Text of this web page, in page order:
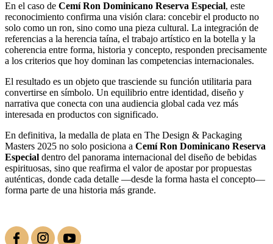
En el caso de Cemí Ron Dominicano Reserva Especial, este
reconocimiento confirma una visión clara: concebir el producto no
solo como un ron, sino como una pieza cultural. La integración de
referencias a la herencia taína, el trabajo artístico en la botella y la
coherencia entre forma, historia y concepto, responden precisamente
a los criterios que hoy dominan las competencias internacionales.
El resultado es un objeto que trasciende su función utilitaria para
convertirse en símbolo. Un equilibrio entre identidad, diseño y
narrativa que conecta con una audiencia global cada vez más
interesada en productos con significado.
En definitiva, la medalla de plata en The Design & Packaging
Masters 2025 no solo posiciona a Cemí Ron Dominicano Reserva
Especial dentro del panorama internacional del diseño de bebidas
espirituosas, sino que reafirma el valor de apostar por propuestas
auténticas, donde cada detalle —desde la forma hasta el concepto—
forma parte de una historia más grande.